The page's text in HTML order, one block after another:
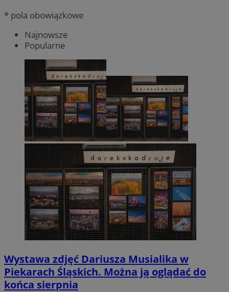
* pola obowiązkowe
Najnowsze
Popularne
Wystawa zdjęć Dariusza Musialika w
Piekarach Śląskich. Można ją oglądać do
końca sierpnia